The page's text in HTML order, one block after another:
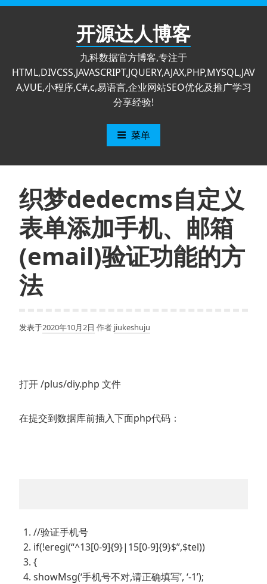
跳
开源达人博客
九科数据官方博客,专注于
HTML,DIVCSS,JAVASCRIPT,JQUERY,AJAX,PHP,MYSQL,JAV
A,VUE,小程序,C#,c,易语言,企业网站SEO优化及推广学习
分享经验!
菜单
织梦dedecms自定义
表单添加手机、邮箱
(email)验证功能的方
法
发表于2020年10月2日 作者 jiukeshuju
打开 /plus/diy.php 文件
在提交到数据库前插入下面php代码：
//验证手机号
if(!eregi(“^13[0-9]{9}|15[0-9]{9}$”,$tel))
{
showMsg(‘手机号不对,请正确填写’, ‘-1’);